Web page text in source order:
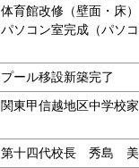
体育館改修（壁面・床）
パソコン室完成（パソコ
プール移設新築完了
関東甲信越地区中学校
第十四代校長 秀島